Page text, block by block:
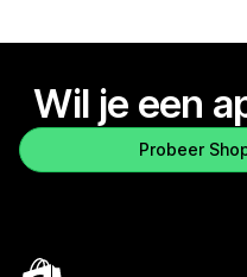
Wil je een
Probeer